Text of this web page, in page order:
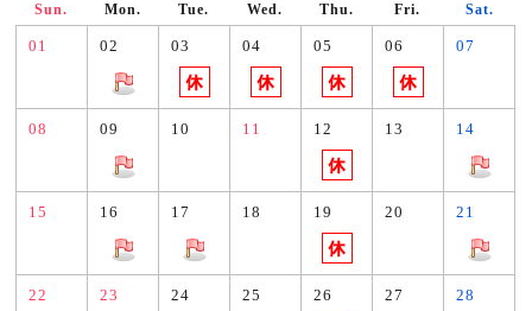
Sun. Mon. Tue. Wed. Thu. Fri. Sat.
01 02 03 04 05 06 07
08 09 10 11 12 13 14
15 16 17 18 19 20 21
22 23 24 25 26 27 28